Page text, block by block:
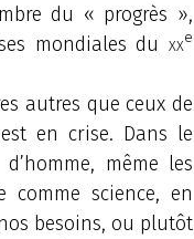
du « progrès »,
mondiales duxxe
autres que ceux de
en crise. Dans le
même les
comme science, en
besoins, ou plutôt